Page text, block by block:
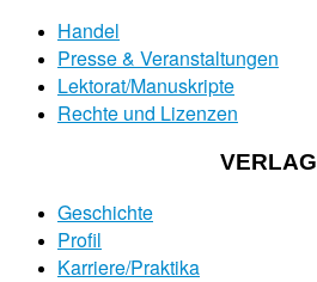
Handel
Presse & Veranstaltungen
Lektorat/Manuskripte
Rechte und Lizenzen
VERLAG
Geschichte
Profil
Karriere/Praktika